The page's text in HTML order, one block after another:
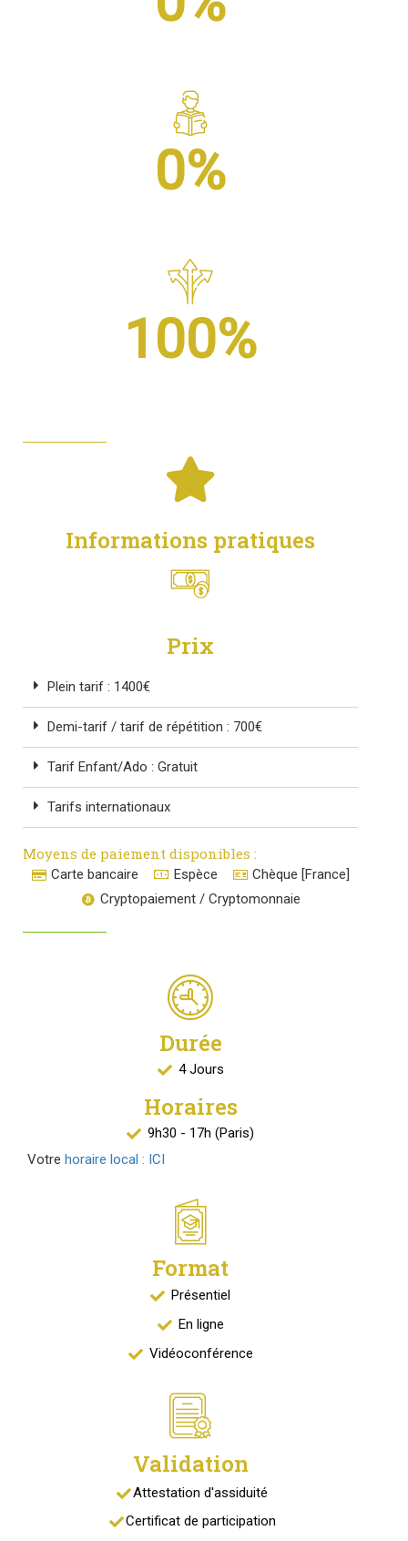
0%
100%
Informations pratiques
Prix
Plein tarif : 1400€
Demi-tarif / tarif de répétition : 700€
Tarif Enfant/Ado : Gratuit
Tarifs internationaux
Moyens de paiement disponibles :
Carte bancaire Espèce
Chèque [France]
Cryptopaiement / Cryptomonnaie
Durée
4 Jours
Horaires
9h30 - 17h (Paris)
Votre horaire local : ICI
Format
Présentiel
En ligne
Vidéoconférence
Validation
Attestation d'assiduité
Certificat de participation